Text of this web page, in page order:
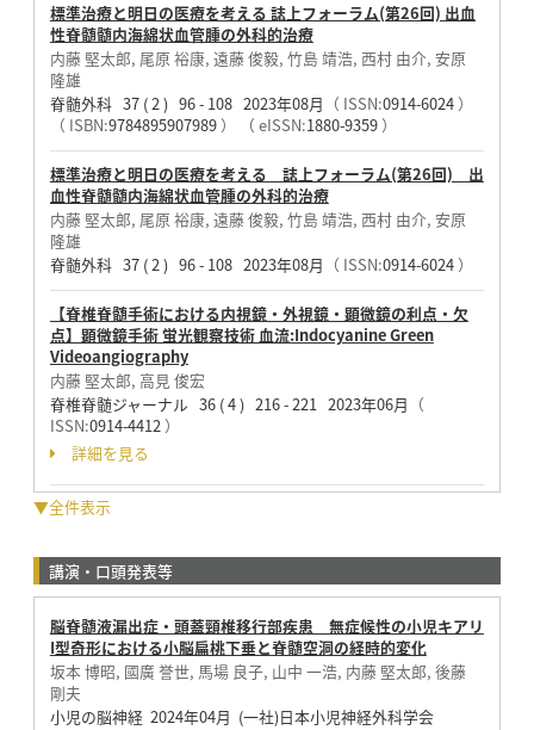
標準治療と明日の医療を考える 誌上フォーラム(第26回) 出血
性脊髄髄内海綿状血管腫の外科的治療
内藤 堅太郎, 尾原 裕康, 遠藤 俊毅, 竹島 靖浩, 西村 由介, 安原
隆雄
脊髄外科 37 ( 2 ) 96 - 108 2023年08月 （ ISSN:0914-6024）
（ ISBN:9784895907989） （ eISSN:1880-9359）
標準治療と明日の医療を考える 誌上フォーラム(第26回) 出
血性脊髄髄内海綿状血管腫の外科的治療
内藤 堅太郎, 尾原 裕康, 遠藤 俊毅, 竹島 靖浩, 西村 由介, 安原
隆雄
脊髄外科 37 ( 2 ) 96 - 108 2023年08月 （ ISSN:0914-6024）
【脊椎脊髄手術における内視鏡・外視鏡・顕微鏡の利点・欠
点】顕微鏡手術 蛍光観察技術 血流:Indocyanine Green
Videoangiography
内藤 堅太郎, 高見 俊宏
脊椎脊髄ジャーナル 36 ( 4 ) 216 - 221 2023年06月 （
ISSN:0914-4412）
詳細を見る
▼全件表示
講演・口頭発表等
脳脊髄液漏出症・頭蓋頸椎移行部疾患 無症候性の小児キアリ
I型奇形における小脳扁桃下垂と脊髄空洞の経時的変化
坂本 博昭, 國廣 誉世, 馬場 良子, 山中 一浩, 内藤 堅太郎, 後藤
剛夫
小児の脳神経 2024年04月 (一社)日本小児神経外科学会